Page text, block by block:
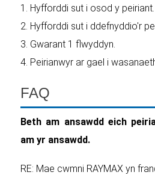
1. Hyfforddi sut i osod y peiriant.
2. Hyfforddi sut i ddefnyddio'r
3. Gwarant 1 flwyddyn.
4. Peirianwyr ar gael i
FAQ
Beth am ansawdd eich
am yr ansawdd.
RE: Mae cwmni RAYMAX yn